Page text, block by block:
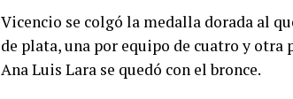
Vicencio se colgó la medalla dorada al
de plata, una por equipo de cuatro y
Ana Luis Lara se quedó con el bronce.